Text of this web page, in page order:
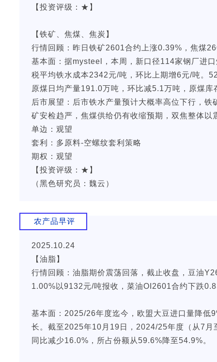
【投资评级：★】
【铁矿、焦煤、焦炭】
行情回顾：昨日铁矿2601合约上涨0.39%，焦煤
基本面：据mysteel，本周，新口径114家钢厂进
税平均铁水成本2342元/吨，环比上期增6元/吨。
原煤日均产量191.0万吨，环比减5.1万吨，原煤
后市展望：后市铁水产量预计大概率高位下行，
矿安检趋严，焦煤供给仍有收缩预期，双焦整体以
单边：观望
套利：多原料-空螺纹套利策略
期权：观望
【投资评级：★】
（黑色研究员：魏云）
农产品早评
2025.10.24
【油脂】
行情回顾：油脂期价震荡回落，截止收盘，豆油
1.00%以9132元/吨报收，菜油OI2601合约下跌
基本面：2025/26年度迄今，欧盟大豆进口量降低
长。截至2025年10月19日，2024/25年度（从7
同比减少16.0%，所占份额从59.6%降至54.9%。